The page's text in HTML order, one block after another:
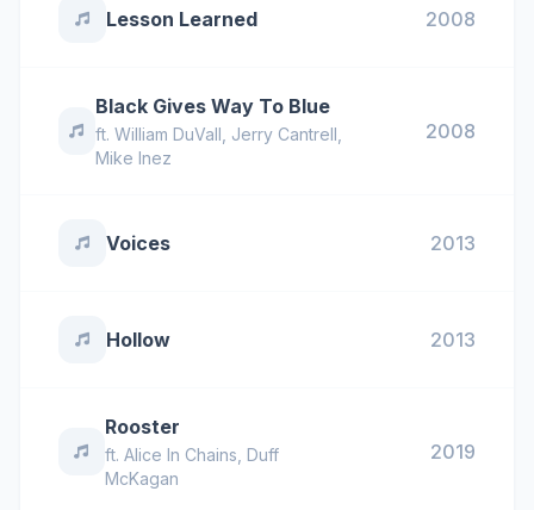
Lesson Learned 2008
Black Gives Way To Blue
ft. William DuVall Jerry Cantrell
Mike Inez
2008
Voices 2013
Hollow 2013
Rooster
ft. Alice In Chains Duff
McKagan
2019